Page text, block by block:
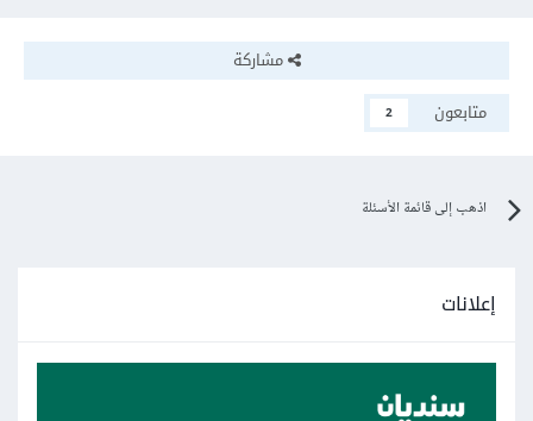
مشاركة
متابعون
2
اذهب إلى قائمة الأسئلة
إعلانات